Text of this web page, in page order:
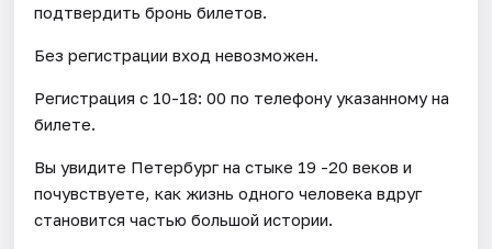
подтвердить бронь билетов.
Без регистрации вход невозможен.
Регистрация с 10-18: 00 по телефону указанному на
билете.
Вы увидите Петербург на стыке 19 -20 веков и
почувствуете, как жизнь одного человека вдруг
становится частью большой истории.